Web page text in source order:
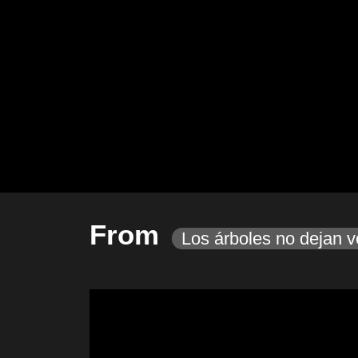
From Los árboles no dejan